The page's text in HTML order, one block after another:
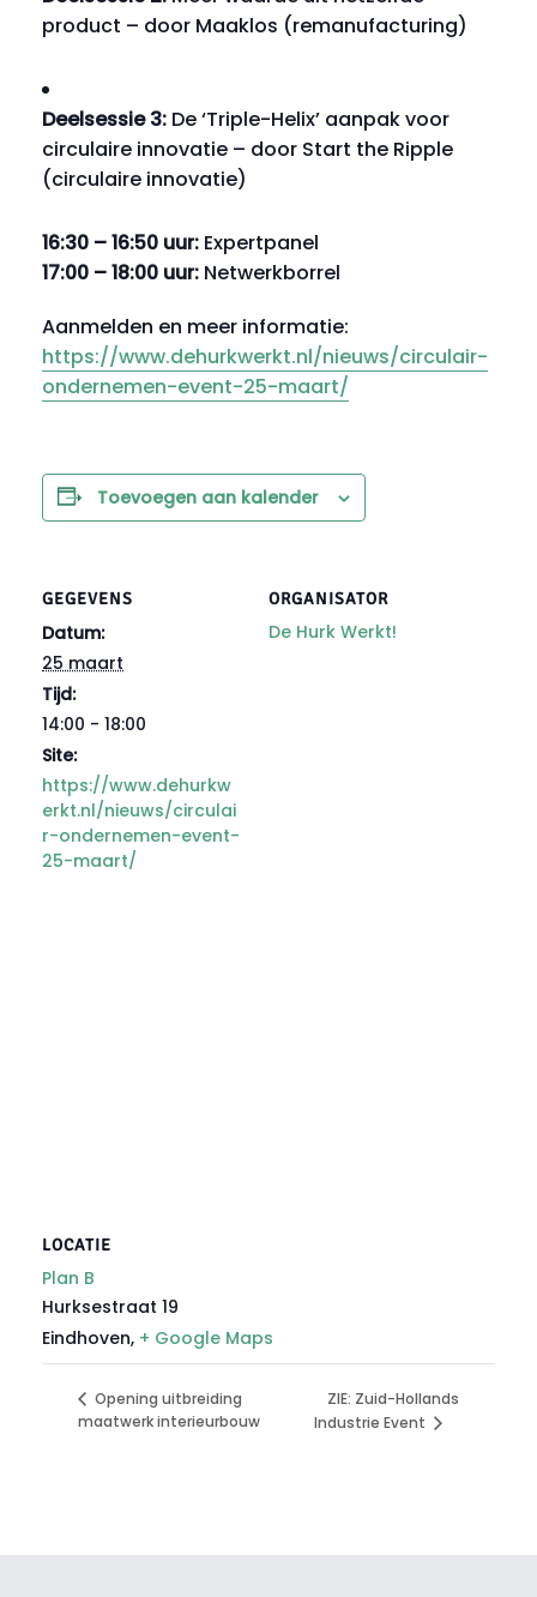
product – door Maaklos (remanufacturing)
Deelsessie 3: De ‘Triple-Helix’ aanpak voor
circulaire innovatie – door Start the Ripple
(circulaire innovatie)
16:30 – 16:50 uur: Expertpanel
17:00 – 18:00 uur: Netwerkborrel
Aanmelden en meer informatie:
https://www.dehurkwerkt.nl/nieuws/circulair-
ondernemen-event-25-maart/
Toevoegen aan kalender
GEGEVENS
Datum:
25 maart
Tijd:
14:00 - 18:00
Site:
https://www.dehurkw
erkt.nl/nieuws/circulai
r-ondernemen-event-
25-maart/
ORGANISATOR
De Hurk Werkt!
LOCATIE
Plan B
Hurksestraat 19
Eindhoven, + Google Maps
Opening uitbreiding
maatwerk interieurbouw
ZIE: Zuid-Hollands
Industrie Event